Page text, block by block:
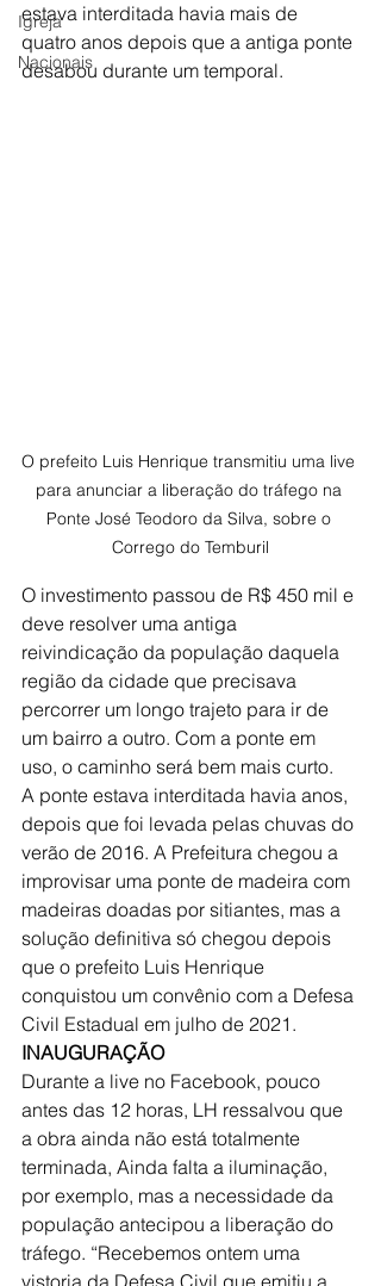
Igreja
Nacionais
estava interditada havia mais de
quatro anos depois que a antiga ponte
desabou durante um temporal.
O prefeito Luis Henrique transmitiu uma live
para anunciar a liberação do tráfego na
Ponte José Teodoro da Silva, sobre o
Corrego do Temburil
O investimento passou de R$ 450 mil e
deve resolver uma antiga
reivindicação da população daquela
região da cidade que precisava
percorrer um longo trajeto para ir de
um bairro a outro. Com a ponte em
uso, o caminho será bem mais curto.
A ponte estava interditada havia anos,
depois que foi levada pelas chuvas do
verão de 2016. A Prefeitura chegou a
improvisar uma ponte de madeira com
madeiras doadas por sitiantes, mas a
solução definitiva só chegou depois
que o prefeito Luis Henrique
conquistou um convênio com a Defesa
Civil Estadual em julho de 2021.
INAUGURAÇÃO
Durante a live no Facebook, pouco
antes das 12 horas, LH ressalvou que
a obra ainda não está totalmente
terminada, Ainda falta a iluminação,
por exemplo, mas a necessidade da
população antecipou a liberação do
tráfego. “Recebemos ontem uma
vistoria da Defesa Civil que emitiu a